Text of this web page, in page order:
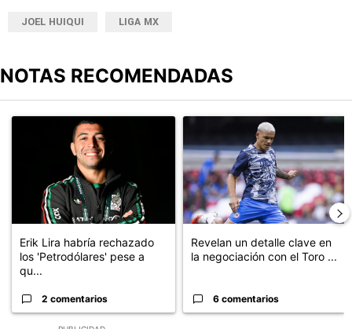
JOEL HUIQUI LIGA MX
NOTAS RECOMENDADAS
Un artículo de tendencia con el título "Erik Lira habría
Erik Lira habría rechazado
los 'Petrodólares' pese a
qu...
2 comentarios
Un artículo de tendencia con
Revelan un detalle clave en
la negociación con el Toro ...
6 comentarios